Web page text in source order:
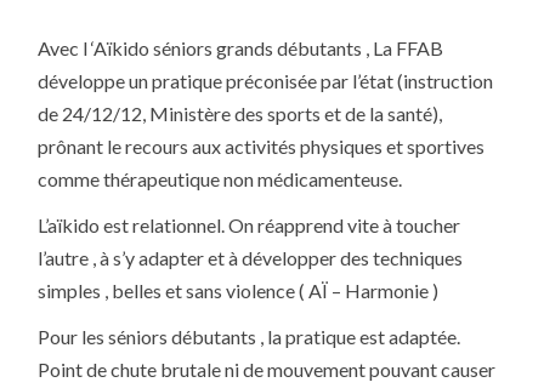
Avec l ‘Aïkido séniors grands débutants , La FFAB
développe un pratique préconisée par l’état (instruction
de 24/12/12, Ministère des sports et de la santé),
prônant le recours aux activités physiques et sportives
comme thérapeutique non médicamenteuse.
L’aïkido est relationnel. On réapprend vite à toucher
l’autre , à s’y adapter et à développer des techniques
simples , belles et sans violence ( AÏ – Harmonie )
Pour les séniors débutants , la pratique est adaptée.
Point de chute brutale ni de mouvement pouvant causer